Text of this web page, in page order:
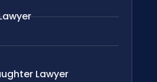
Lawyer